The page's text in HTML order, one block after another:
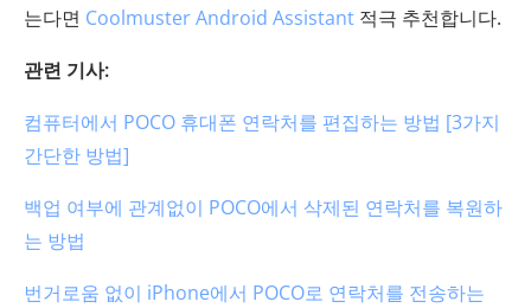
는다면 Coolmuster Android Assistant 적극 추천합니다.
관련 기사:
컴퓨터에서 POCO 휴대폰 연락처를 편집하는 방법 [3가지
간단한 방법]
백업 여부에 관계없이 POCO에서 삭제된 연락처를 복원하
는 방법
번거로움 없이 iPhone에서 POCO로 연락처를 전송하는